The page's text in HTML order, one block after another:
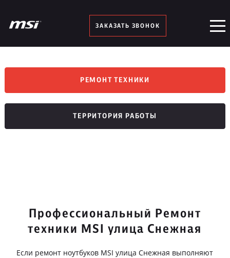
ЗАКАЗАТЬ ЗВОНОК
РЕМОНТ ТЕХНИКИ
ТЕРРИТОРИЯ РАБОТЫ
Профессиональный Ремонт
техники MSI улица Снежная
Если ремонт ноутбуков MSI улица Снежная выполняют